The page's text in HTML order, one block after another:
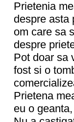
Prietenia
despre asta
om care sa
despre
Pot doar sa
fost si o
Prietena
eu o